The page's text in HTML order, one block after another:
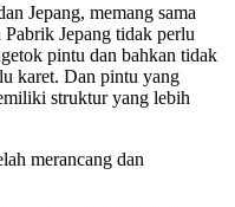
Jepang, memang sama
Jepang tidak perlu
pintu dan bahkan tidak
karet. Dan pintu yang
struktur yang lebih
merancang dan